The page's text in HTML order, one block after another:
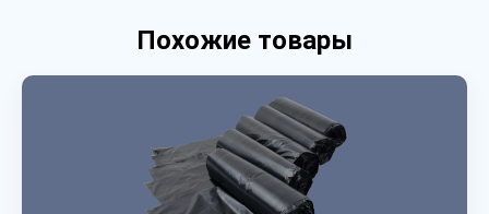
Похожие товары